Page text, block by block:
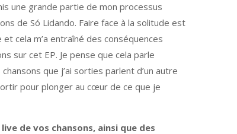
une grande partie de mon processus
de Só Lidando. Faire face à la solitude est
cela m’a entraîné des conséquences
sur cet EP. Je pense que cela parle
que j’ai sorties parlent d’un autre
pour plonger au cœur de ce que je
de vos chansons, ainsi que des